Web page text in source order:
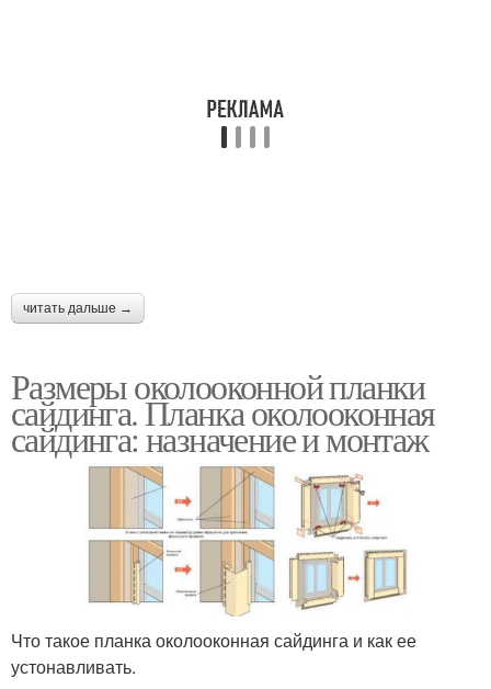
читать дальше →
Размеры околооконной планки
сайдинга. Планка околооконная
сайдинга: назначение и монтаж
Что такое планка околооконная сайдинга и как ее
устонавливать.